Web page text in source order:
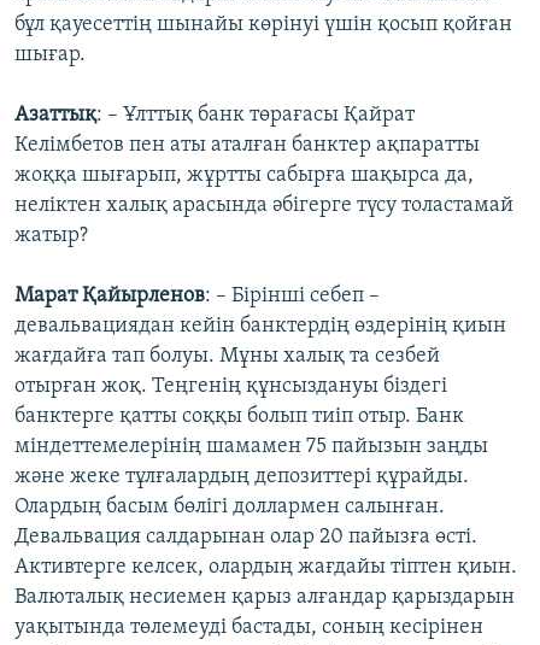
бұл қауесеттің шынайы көрінуі үшін қосып қойған
шығар.
Азаттық: – Ұлттық банк төрағасы Қайрат
Келімбетов пен аты аталған банктер ақпаратты
жоққа шығарып, жұртты сабырға шақырса да,
неліктен халық арасында әбігерге түсу толастамай
жатыр?
Марат Қайырленов: – Бірінші себеп –
девальвациядан кейін банктердің өздерінің қиын
жағдайға тап болуы. Мұны халық та сезбей
отырған жоқ. Теңгенің құнсыздануы біздегі
банктерге қатты соққы болып тиіп отыр. Банк
міндеттемелерінің шамамен 75 пайызын заңды
және жеке тұлғалардың депозиттері құрайды.
Олардың басым бөлігі доллармен салынған.
Девальвация салдарынан олар 20 пайызға өсті.
Активтерге келсек, олардың жағдайы тіптен қиын.
Валюталық несиемен қарыз алғандар қарыздарын
уақытында төлемеуді бастады, соның кесірінен